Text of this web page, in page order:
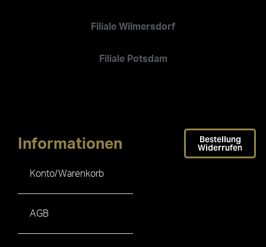
Filiale Wilmersdorf
Filiale Potsdam
Informationen
Konto/Warenkorb
AGB
Bestellung
Widerrufen